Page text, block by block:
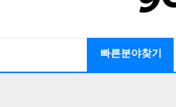
빠른분야찾기